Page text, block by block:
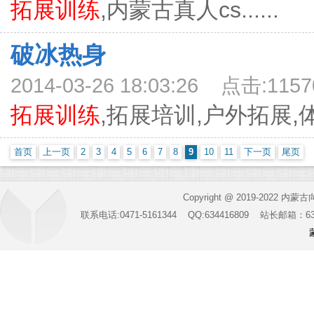
拓展训练,内蒙古真人cs......
破冰热身
2014-03-26 18:03:26 点击
拓展训练,拓展培训,户外拓展,
首页 上一页 2 3 4 5 6 7 8 9 10 11 下一页 尾页
Copyright @ 2019-2022 内蒙
联系电话:0471-5161344 QQ:634416809 站长邮箱：